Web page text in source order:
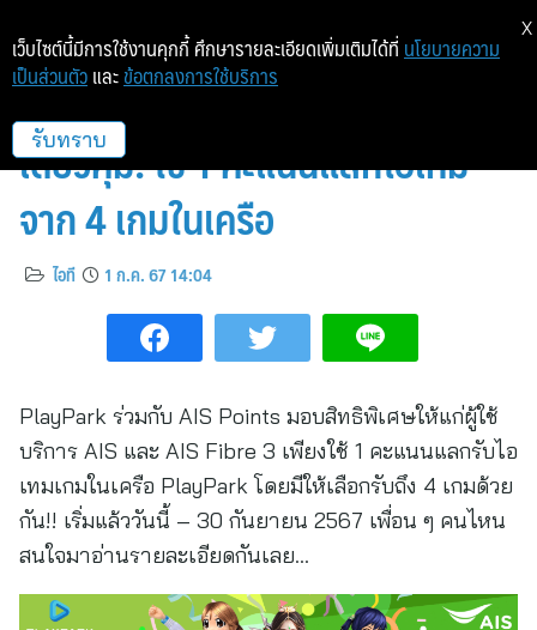
PlayPark X AIS Points พ้อยท์
เดียวคุ้ม! ใช้ 1 คะแนนแลกไอเทม
จาก 4 เกมในเครือ
ไอที 1 ก.ค. 67 14:04
PlayPark ร่วมกับ AIS Points มอบสิทธิพิเศษให้แก่ผู้ใช้
บริการ AIS และ AIS Fibre 3 เพียงใช้ 1 คะแนนแลกรับไอ
เทมเกมในเครือ PlayPark โดยมีให้เลือกรับถึง 4 เกมด้วย
กัน!! เริ่มแล้ววันนี้ – 30 กันยายน 2567 เพื่อน ๆ คนไหน
สนใจมาอ่านรายละเอียดกันเลย…
เว็บไซต์นี้มีการใช้งานคุกกี้ ศึกษารายละเอียดเพิ่มเติมได้ที่ นโยบายความ
เป็นส่วนตัว และ ข้อตกลงการใช้บริการ
รับทราบ
X